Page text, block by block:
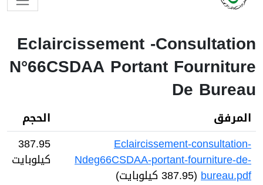
Eclaircissement -consultation
N°66CSDAA Portant Fourniture
De Bureau
المرفق
الحجم
Eclaircissement-consultation-
Ndeg66CSDAA-portant-fourniture-de-
bureau.pdf (387.95 كيلوبايت)
387.95
كيلوبايت